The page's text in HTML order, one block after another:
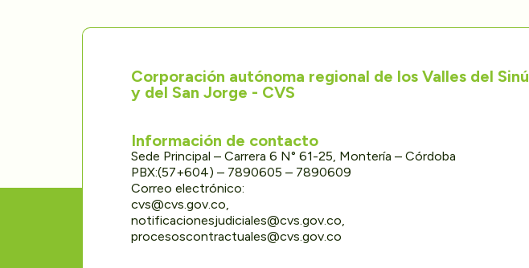
Corporación autónoma regional de los Valles del Sinú
y del San Jorge - CVS
Información de contacto
Sede Principal – Carrera 6 N° 61-25, Montería – Córdoba
PBX:(57+604) – 7890605 – 7890609
Correo electrónico:
cvs@cvs.gov.co,
notificacionesjudiciales@cvs.gov.co,
procesoscontractuales@cvs.gov.co